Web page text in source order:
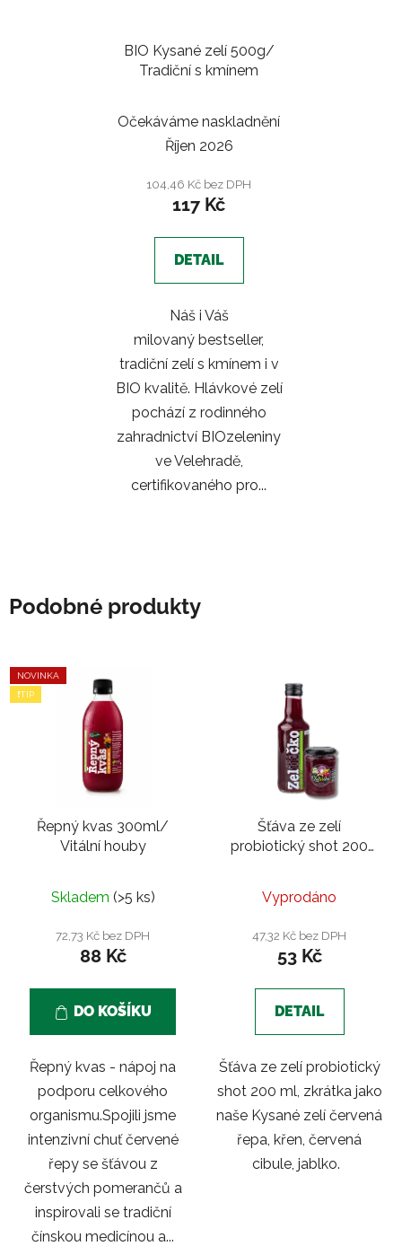
BIO Kysané zelí 500g/
Tradiční s kmínem
Očekáváme naskladnění
Říjen 2026
104,46 Kč bez DPH
117 Kč
DETAIL
Náš i Váš
milovaný bestseller,
tradiční zelí s kmínem i v
BIO kvalitě. Hlávkové zelí
pochází z rodinného
zahradnictví BIOzeleniny
ve Velehradě,
certifikovaného pro...
Podobné produkty
NOVINKA
❗TIP
Řepný kvas 300ml/
Vitální houby
Skladem (>5 ks)
72,73 Kč bez DPH
88 Kč
DO KOŠÍKU
Řepný kvas - nápoj na
podporu celkového
organismu.Spojili jsme
intenzivní chuť červené
řepy se šťávou z
čerstvých pomerančů a
inspirovali se tradiční
čínskou medicínou a...
Šťáva ze zelí
probiotický shot 200
Vyprodáno
47,32 Kč bez DPH
53 Kč
DETAIL
Šťáva ze zelí probiotický
shot 200 ml, zkrátka jako
naše Kysané zelí červená
řepa, křen, červená
cibule, jablko.